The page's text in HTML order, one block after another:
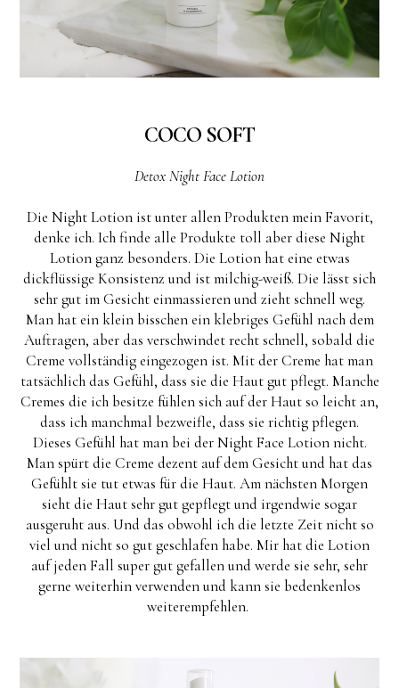
COCO SOFT
Detox Night Face Lotion
Die Night Lotion ist unter allen Produkten mein Favorit,
denke ich. Ich finde alle Produkte toll aber diese Night
Lotion ganz besonders. Die Lotion hat eine etwas
dickflüssige Konsistenz und ist milchig-weiß. Die lässt sich
sehr gut im Gesicht einmassieren und zieht schnell weg.
Man hat ein klein bisschen ein klebriges Gefühl nach dem
Auftragen, aber das verschwindet recht schnell, sobald die
Creme vollständig eingezogen ist. Mit der Creme hat man
tatsächlich das Gefühl, dass sie die Haut gut pflegt. Manche
Cremes die ich besitze fühlen sich auf der Haut so leicht an,
dass ich manchmal bezweifle, dass sie richtig pflegen.
Dieses Gefühl hat man bei der Night Face Lotion nicht.
Man spürt die Creme dezent auf dem Gesicht und hat das
Gefühlt sie tut etwas für die Haut. Am nächsten Morgen
sieht die Haut sehr gut gepflegt und irgendwie sogar
ausgeruht aus. Und das obwohl ich die letzte Zeit nicht so
viel und nicht so gut geschlafen habe. Mir hat die Lotion
auf jeden Fall super gut gefallen und werde sie sehr, sehr
gerne weiterhin verwenden und kann sie bedenkenlos
weiterempfehlen.